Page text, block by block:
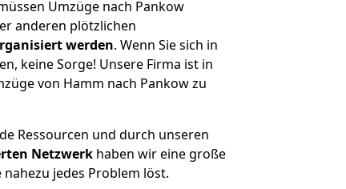
Umzüge nach Pankow
anderen plötzlichen
werden. Wenn Sie sich in
keine Sorge! Unsere Firma ist in
von Hamm nach Pankow zu
Ressourcen und durch unseren
Netzwerk haben wir eine große
jedes Problem löst.